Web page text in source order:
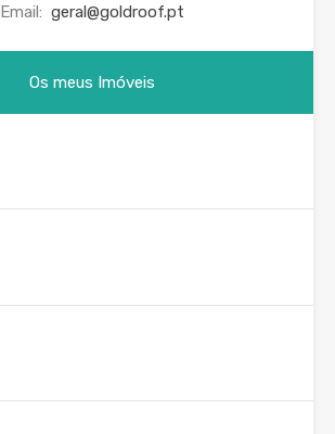
Email: geral@goldroof.pt
Os meus Imóveis